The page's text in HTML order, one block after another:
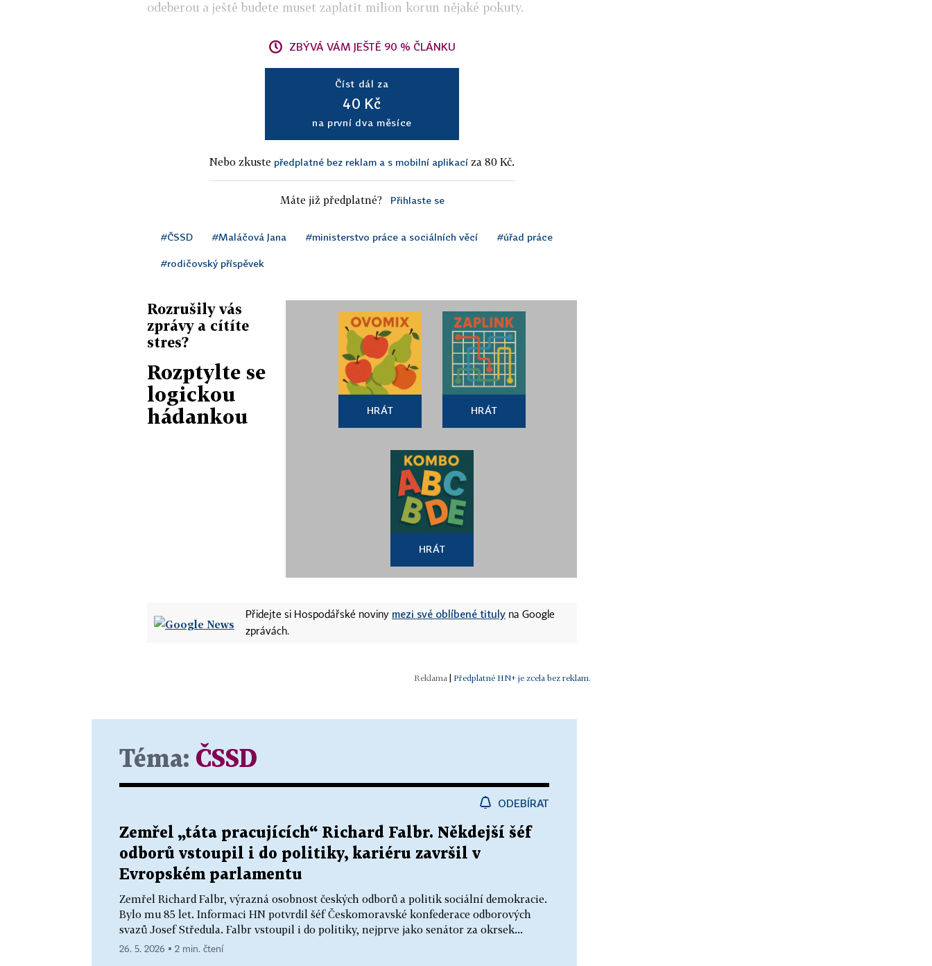
odeberou a ještě budete muset zaplatit milion korun nějaké pokuty.
ZBÝVÁ VÁM JEŠTĚ 90 % ČLÁNKU
Číst dál za
40 Kč
na první dva měsíce
Nebo zkuste předplatné bez reklam a s mobilní aplikací za 80 Kč.
Máte již předplatné? Přihlaste se
#ČSSD #Maláčová Jana #ministerstvo práce a sociálních věcí #úřad práce
#rodičovský příspěvek
Rozrušily vás
zprávy a cítíte
stres?
Rozptylte se
logickou
hádankou
HRÁT HRÁT
HRÁT
Přidejte si Hospodářské noviny mezi své oblíbené tituly na Google
zprávách.
Předplatné HN+ je zcela bez reklam.
Téma: ČSSD
ODEBÍRAT
Zemřel „táta pracujících“ Richard Falbr. Někdejší šéf
odborů vstoupil i do politiky, kariéru završil v
Evropském parlamentu
Zemřel Richard Falbr, výrazná osobnost českých odborů a politik sociální demokracie.
Bylo mu 85 let. Informaci HN potvrdil šéf Českomoravské konfederace odborových
svazů Josef Středula. Falbr vstoupil i do politiky, nejprve jako senátor za okrsek...
26. 5. 2026 ▪ 2 min. čtení